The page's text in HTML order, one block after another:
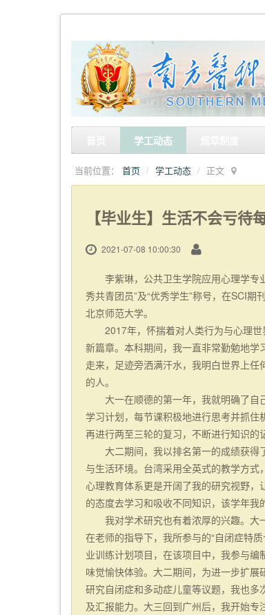
学工动态
当前位置： 首页 学工动态 正文
【毕业生】生活不会亏待
2021-07-08 10:00:30
李紫琳，公共卫生学院应用心理学专
秀共青团员”及“优秀学生”称号，在SCI
北京师范大学。
2017年，怀揣着对人类行为与心理
新篇章。本科期间，我一直非常勤勉地
走来，足迹旁洒满汗水，我明白世界上
的人。
大一在顺德的第一年，我就明确了
学习计划，每节课积极地进行思考并抓
再进行两至三轮的复习，不断进行知识的
大二期间，我以排名第一的成绩获
与生活环境。台湾采用全英式的教学方
心理教育体系更是开阔了我的研究视野
的态度去学习和吸收不同知识，该学年我
我对学术研究也有着浓厚的兴趣。大
在老师的指导下，我所参与的“自闭症特
业训练计划项目，在该项目中，我参与
味觉愉快体验。大二期间，为进一步扩
研究自闭症和多动症儿童等议题，我也
及汇报能力。大三回到广州后，我开始专